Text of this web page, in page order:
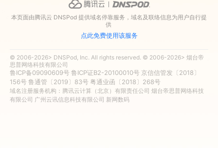
本页面由腾讯云 DNSPod 提供域名停靠服务，域名及联络信息为用户自行提
供
点此免费使用该服务
© 2006-2026> DNSPod, Inc. All rights reserved. © 2006-2026> 烟台帝
思普网络科技有限公司
鲁ICP备09090609号 鲁ICP证B2-20100010号 京信信管发〔2018〕
156号 鲁通管〔2019〕83号 粤通业函〔2018〕268号
域名注册服务机构：腾讯云计算（北京）有限责任公司 烟台帝思普网络科技
有限公司 广州云讯信息科技有限公司 新网数码